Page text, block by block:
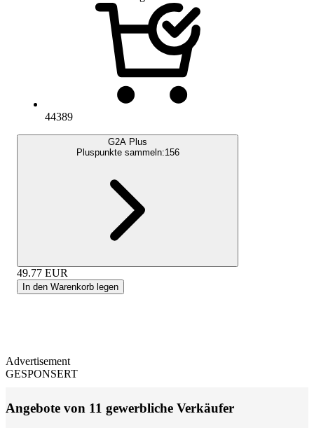
44389
G2A Plus
Pluspunkte sammeln:156
49.77 EUR
In den Warenkorb legen
Advertisement
GESPONSERT
Angebote von 11 gewerbliche Verkäufer